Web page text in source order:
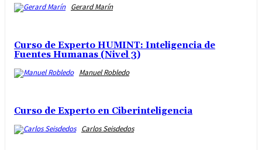
Gerard Marín
Curso de Experto HUMINT: Inteligencia de
Fuentes Humanas (Nivel 3)
Manuel Robledo
Curso de Experto en Ciberinteligencia
Carlos Seisdedos